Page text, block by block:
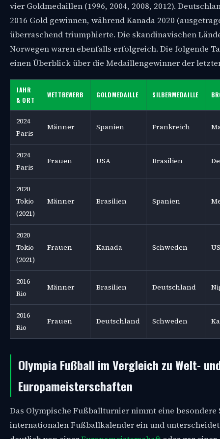
vier Goldmedaillen (1996, 2004, 2008, 2012).
2016 Gold gewinnen, während Kanada 2020
überraschend triumphierte. Die skandinavischen
Norwegen waren ebenfalls erfolgreich. Die folgende
einen Überblick über die Medaillengewinner der
JAHR
& ORT
WETTBEWERB GOLDMEDAILLE SILBERMEDAILLE
2024
Paris
Männer Spanien Frankreich
2024
Paris
Frauen USA Brasilien
2020
Tokio
(2021)
Männer Brasilien Spanien
2020
Tokio
(2021)
Frauen Kanada Schweden
2016
Rio
Männer Brasilien Deutschland
2016
Rio
Frauen Deutschland Schweden
Olympia Fußball im Vergleich zu Welt-
Europameisterschaften
Das Olympische Fußballturnier nimmt eine besondere
internationalen Fußballkalender ein und